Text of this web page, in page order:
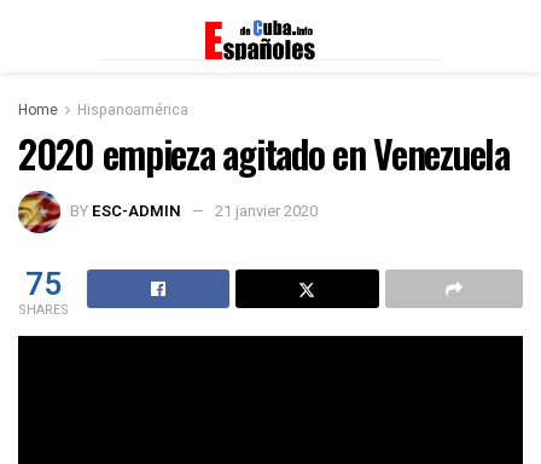
Home Hispanoamérica
2020 empieza agitado en Venezuela
BY ESC-ADMIN 21 janvier 2020
75
SHARES